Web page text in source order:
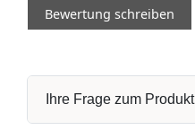
Bewertung schreiben
Ihre Frage zum Produkt